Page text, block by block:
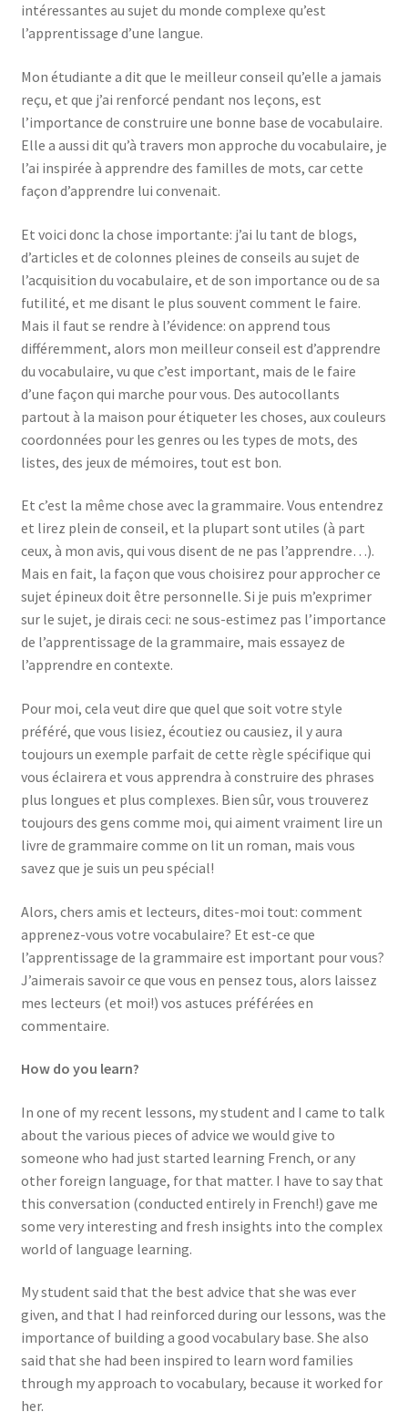
Shop
Terms and Conditions
Categories
Locations
My Bookings
intéressantes au sujet du monde complexe qu’est
l’apprentissage d’une langue.
Mon étudiante a dit que le meilleur conseil qu’elle a jamais
reçu, et que j’ai renforcé pendant nos leçons, est
l’importance de construire une bonne base de vocabulaire.
Elle a aussi dit qu’à travers mon approche du vocabulaire, je
l’ai inspirée à apprendre des familles de mots, car cette
façon d’apprendre lui convenait.
Et voici donc la chose importante: j’ai lu tant de blogs,
d’articles et de colonnes pleines de conseils au sujet de
l’acquisition du vocabulaire, et de son importance ou de sa
futilité, et me disant le plus souvent comment le faire.
Mais il faut se rendre à l’évidence: on apprend tous
différemment, alors mon meilleur conseil est d’apprendre
du vocabulaire, vu que c’est important, mais de le faire
d’une façon qui marche pour vous. Des autocollants
partout à la maison pour étiqueter les choses, aux couleurs
coordonnées pour les genres ou les types de mots, des
listes, des jeux de mémoires, tout est bon.
Et c’est la même chose avec la grammaire. Vous entendrez
et lirez plein de conseil, et la plupart sont utiles (à part
ceux, à mon avis, qui vous disent de ne pas l’apprendre…).
Mais en fait, la façon que vous choisirez pour approcher ce
sujet épineux doit être personnelle. Si je puis m’exprimer
sur le sujet, je dirais ceci: ne sous-estimez pas l’importance
de l’apprentissage de la grammaire, mais essayez de
l’apprendre en contexte.
Pour moi, cela veut dire que quel que soit votre style
préféré, que vous lisiez, écoutiez ou causiez, il y aura
toujours un exemple parfait de cette règle spécifique qui
vous éclairera et vous apprendra à construire des phrases
plus longues et plus complexes. Bien sûr, vous trouverez
toujours des gens comme moi, qui aiment vraiment lire un
livre de grammaire comme on lit un roman, mais vous
savez que je suis un peu spécial!
Alors, chers amis et lecteurs, dites-moi tout: comment
apprenez-vous votre vocabulaire? Et est-ce que
l’apprentissage de la grammaire est important pour vous?
J’aimerais savoir ce que vous en pensez tous, alors laissez
mes lecteurs (et moi!) vos astuces préférées en
commentaire.
How do you learn?
In one of my recent lessons, my student and I came to talk
about the various pieces of advice we would give to
someone who had just started learning French, or any
other foreign language, for that matter. I have to say that
this conversation (conducted entirely in French!) gave me
some very interesting and fresh insights into the complex
world of language learning.
My student said that the best advice that she was ever
given, and that I had reinforced during our lessons, was the
importance of building a good vocabulary base. She also
said that she had been inspired to learn word families
through my approach to vocabulary, because it worked for
her.